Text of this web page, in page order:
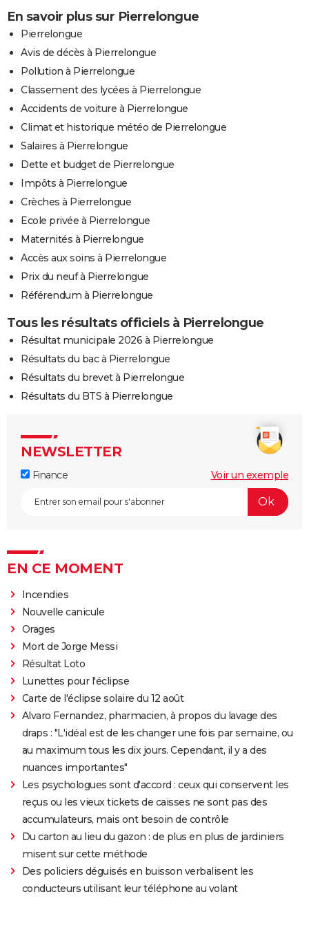
En savoir plus sur Pierrelongue
Pierrelongue
Avis de décès à Pierrelongue
Pollution à Pierrelongue
Classement des lycées à Pierrelongue
Accidents de voiture à Pierrelongue
Climat et historique météo de Pierrelongue
Salaires à Pierrelongue
Dette et budget de Pierrelongue
Impôts à Pierrelongue
Crèches à Pierrelongue
Ecole privée à Pierrelongue
Maternités à Pierrelongue
Accès aux soins à Pierrelongue
Prix du neuf à Pierrelongue
Référendum à Pierrelongue
Tous les résultats officiels à Pierrelongue
Résultat municipale 2026 à Pierrelongue
Résultats du bac à Pierrelongue
Résultats du brevet à Pierrelongue
Résultats du BTS à Pierrelongue
NEWSLETTER
Finance Voir un exemple
EN CE MOMENT
Incendies
Nouvelle canicule
Orages
Mort de Jorge Messi
Résultat Loto
Lunettes pour l'éclipse
Carte de l'éclipse solaire du 12 août
Alvaro Fernandez, pharmacien, à propos du lavage des
draps : "L'idéal est de les changer une fois par semaine, ou
au maximum tous les dix jours. Cependant, il y a des
nuances importantes"
Les psychologues sont d'accord : ceux qui conservent les
reçus ou les vieux tickets de caisses ne sont pas des
accumulateurs, mais ont besoin de contrôle
Du carton au lieu du gazon : de plus en plus de jardiniers
misent sur cette méthode
Des policiers déguisés en buisson verbalisent les
conducteurs utilisant leur téléphone au volant